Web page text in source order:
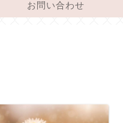
お問い合わせ